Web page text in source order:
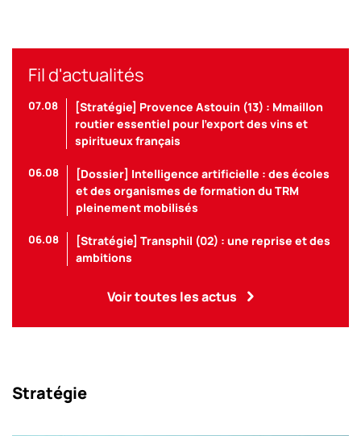
Fil d'actualités
07.08
[Stratégie] Provence Astouin (13) : Mmaillon
routier essentiel pour l’export des vins et
spiritueux français
06.08
[Dossier] Intelligence artificielle : des écoles
et des organismes de formation du TRM
pleinement mobilisés
06.08
[Stratégie] Transphil (02) : une reprise et des
ambitions
Voir toutes les actus
Stratégie